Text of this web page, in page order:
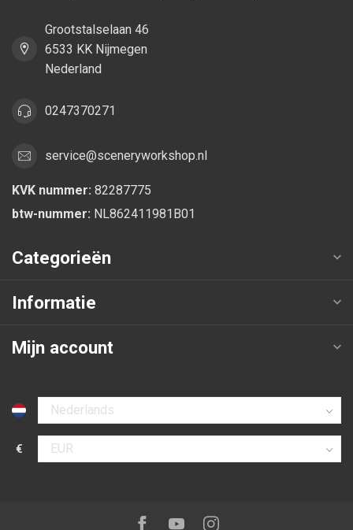
Grootstalselaan 46
6533 KK Nijmegen
Nederland
0247370271
service@sceneryworkshop.nl
KVK nummer: 82287775
btw-nummer: NL862411981B01
Categorieën
Informatie
Mijn account
Selecteer taal
€
Selecteer valuta
Volg ons op:Facebook
YoutubeInstagram